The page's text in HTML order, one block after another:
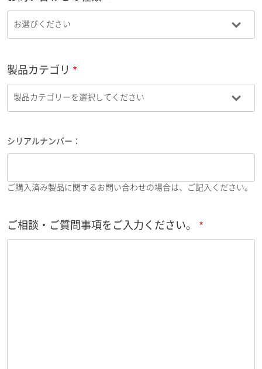
製品カテゴリ
シリアルナンバー：
ご購入済み製品に関するお問い合わせの場合は、ご記入ください。
ご相談・ご質問事項をご入力ください。